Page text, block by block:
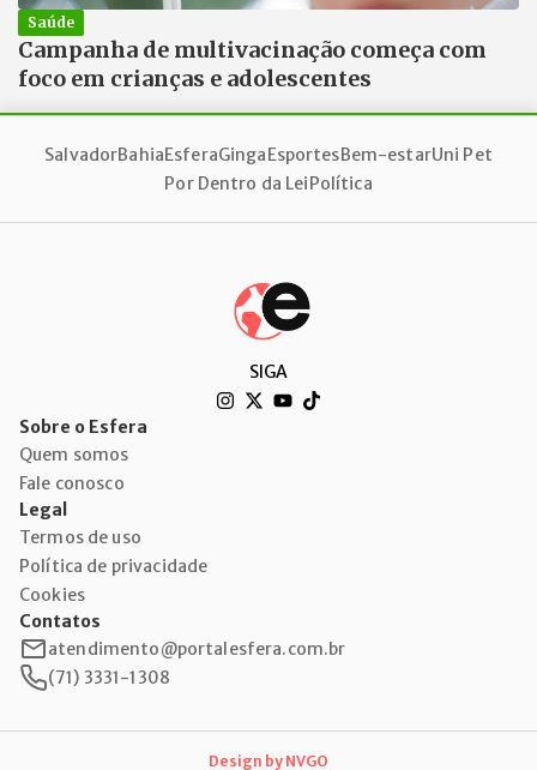
Saúde
Campanha de multivacinação começa com
foco em crianças e adolescentes
SalvadorBahiaEsferaGingaEsportesBem-estarUni Pet
Por Dentro da LeiPolítica
SIGA
Sobre o Esfera
Quem somos
Fale conosco
Legal
Termos de uso
Política de privacidade
Cookies
Contatos
atendimento@portalesfera.com.br
(71) 3331-1308
Design by NVGO